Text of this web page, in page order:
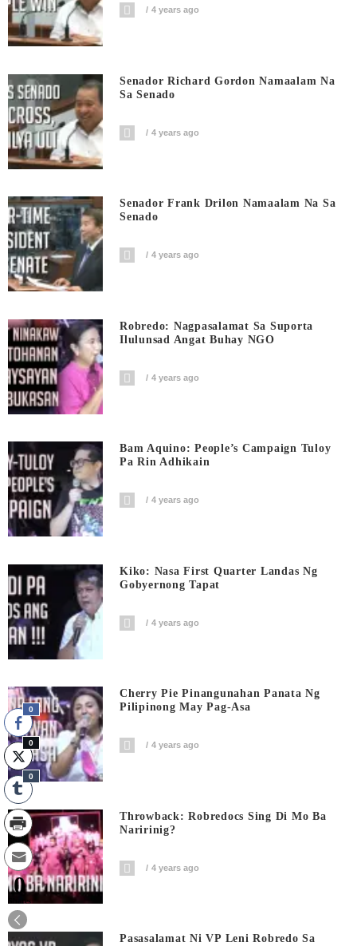
4 years ago
Senador Richard Gordon Namaalam Na
Sa Senado
4 years ago
Senador Frank Drilon Namaalam Na Sa
Senado
4 years ago
Robredo: Nagpasalamat Sa Suporta
Ilulunsad Angat Buhay NGO
4 years ago
Bam Aquino: People’s Campaign Tuloy
Pa Rin Adhikain
4 years ago
Kiko: Nasa First Quarter Landas Ng
Gobyernong Tapat
4 years ago
Cherry Pie Pinangunahan Panata Ng
Pilipinong May Pag-Asa
4 years ago
Throwback: Robredocs Sing Di Mo Ba
Naririnig?
4 years ago
Pasasalamat Ni VP Leni Robredo Sa
0
0
0
0
Shares